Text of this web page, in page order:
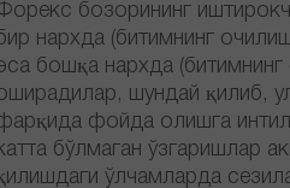
бозорининг
нархда (битимнинг
бошқа нархда (битимнинг
шундай қилиб,
фойда олишга
бўлмаган ўзгаришлар
ўлчамларда